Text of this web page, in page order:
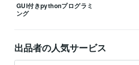
GUI付きpythonプログラミ
ング
出品者の人気サービス